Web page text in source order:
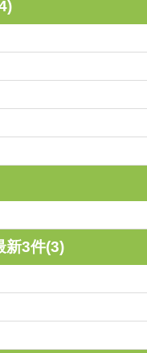
新3件(3)